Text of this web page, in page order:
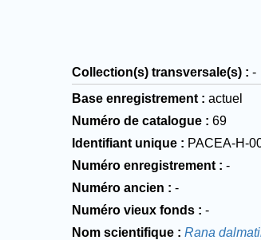
Collection(s) transversale(s)
-
Base enregistrement
actuel
Numéro de catalogue
69
Identifiant unique
PACEA-H-
Numéro enregistrement
-
Numéro ancien
-
Numéro vieux fonds
-
Nom scientifique
Rana